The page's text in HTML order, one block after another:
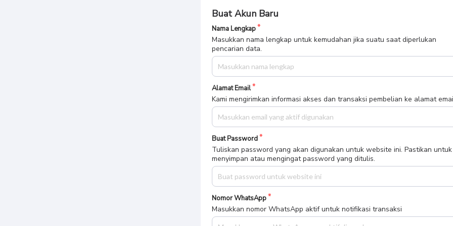
Buat Akun Baru
Nama Lengkap
Masukkan nama lengkap untuk kemudahan jika suatu saat diperlukan
pencarian data.
Alamat Email
Kami mengirimkan informasi akses dan transaksi pembelian ke alamat
Buat Password
Tuliskan password yang akan digunakan untuk website ini. Pastikan untuk
menyimpan atau mengingat password yang ditulis.
Nomor WhatsApp
Masukkan nomor WhatsApp aktif untuk notifikasi transaksi